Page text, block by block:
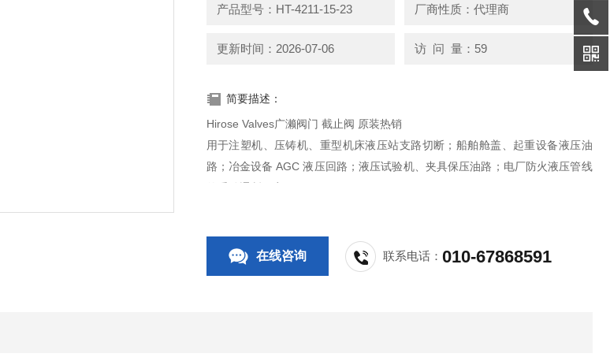
产品型号：HT-4211-15-23 厂商性质：代理商
更新时间：2026-07-06 访 问 量：59
简要描述：
Hirose Valves广濑阀门 截止阀 原装热销
用于注塑机、压铸机、重型机床液压站支路切断；船舶舱盖、起重设备液压油
路；冶金设备 AGC 液压回路；液压试验机、夹具保压油路；电厂防火液压管线
的手动通断隔离。
在线咨询 联系电话：010-67868591